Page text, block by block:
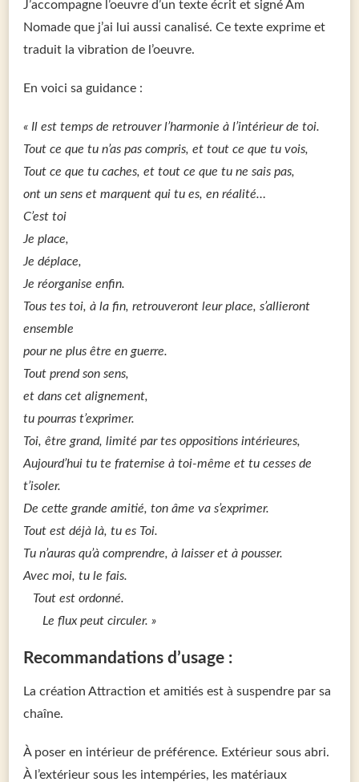
J’accompagne l’oeuvre d’un texte écrit et signé Âm
Nomade que j’ai lui aussi canalisé. Ce texte exprime et
traduit la vibration de l’oeuvre.
En voici sa guidance :
« Il est temps de retrouver l’harmonie à l’intérieur de toi.
Tout ce que tu n’as pas compris, et tout ce que tu vois,
Tout ce que tu caches, et tout ce que tu ne sais pas,
ont un sens et marquent qui tu es, en réalité…
C’est toi
Je place,
Je déplace,
Je réorganise enfin.
Tous tes toi, à la fin, retrouveront leur place, s’allieront
ensemble
pour ne plus être en guerre.
Tout prend son sens,
et dans cet alignement,
tu pourras t’exprimer.
Toi, être grand, limité par tes oppositions intérieures,
Aujourd’hui tu te fraternise à toi-même et tu cesses de
t’isoler.
De cette grande amitié, ton âme va s’exprimer.
Tout est déjà là, tu es Toi.
Tu n’auras qu’à comprendre, à laisser et à pousser.
Avec moi, tu le fais.
Tout est ordonné.
Le flux peut circuler. »
Recommandations d’usage :
La création Attraction et amitiés est à suspendre par sa
chaîne.
À poser en intérieur de préférence. Extérieur sous abri.
À l’extérieur sous les intempéries, les matériaux